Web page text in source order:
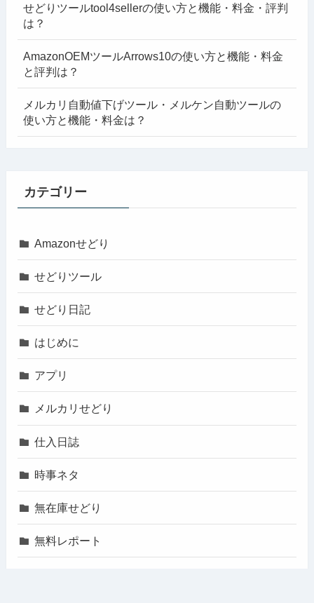
せどりツールtool4sellerの使い方と機能・料金・評判
は？
AmazonOEMツールArrows10の使い方と機能・料金
と評判は？
メルカリ自動値下げツール・メルケン自動ツールの
使い方と機能・料金は？
カテゴリー
Amazonせどり
せどりツール
せどり日記
はじめに
アプリ
メルカリせどり
仕入日誌
時事ネタ
無在庫せどり
無料レポート